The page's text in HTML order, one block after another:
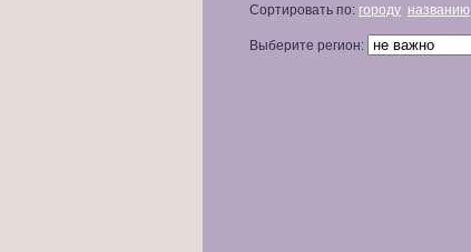
Сортировать по: городу названию
Выберите регион: